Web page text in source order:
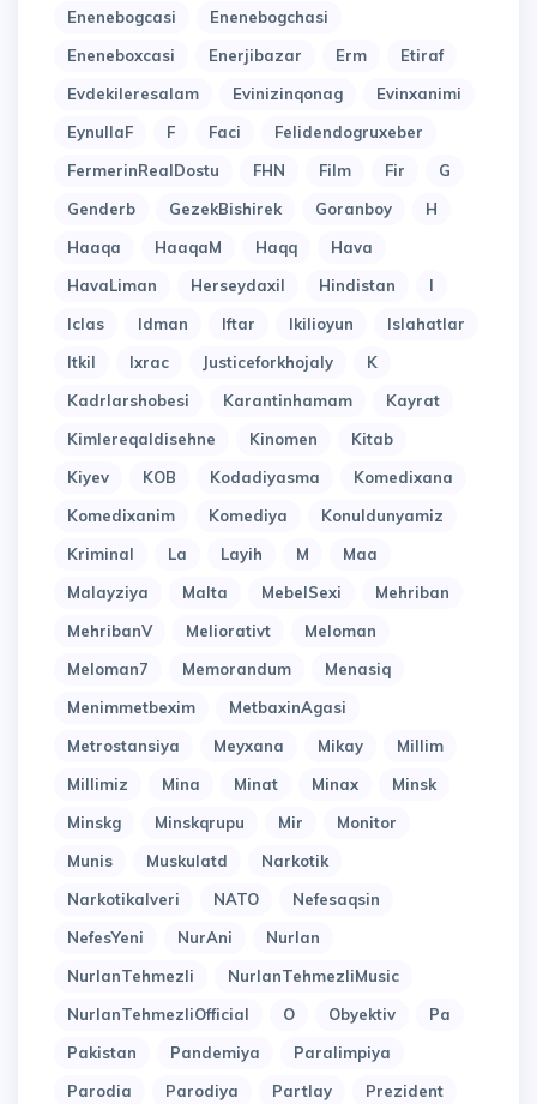
Enenebogcasi
Enenebogchasi
Eneneboxcasi
Enerjibazar Erm
Etiraf
Evdekileresalam
Evinizinqonag
Evinxanimi
EynullaF
F Faci
Felidendogruxeber
FermerinRealDostu
FHN Film Fir
G
Genderb
GezekBishirek Goranboy
H
Haaqa
HaaqaM Haqq
Hava
HavaLiman
Herseydaxil Hindistan
I
Iclas
Idman Iftar Ikilioyun
Islahatlar
Itkil
Ixrac Justiceforkhojaly
K
Kadrlarshobesi
Karantinhamam
Kayrat
Kimlereqaldisehne
Kinomen
Kitab
Kiyev
KOB Kodadiyasma
Komedixana
Komedixanim
Komediya
Konuldunyamiz
Kriminal
La Layih M
Maa
Malayziya
Malta MebelSexi
Mehriban
MehribanV
Meliorativt
Meloman
Meloman7
Memorandum
Menasiq
Menimmetbexim
MetbaxinAgasi
Metrostansiya
Meyxana Mikay
Millim
Millimiz
Mina Minat Minax
Minsk
Minskg
Minskqrupu Mir
Monitor
Munis
Muskulatd
Narkotik
Narkotikalveri
NATO
Nefesaqsin
NefesYeni
NurAni
Nurlan
NurlanTehmezli
NurlanTehmezliMusic
NurlanTehmezliOfficial
O Obyektiv
Pa
Pakistan
Pandemiya
Paralimpiya
Parodia
Parodiya Partlay
Prezident